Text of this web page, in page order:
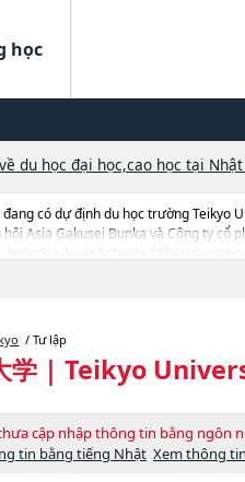
học
du học đại học,cao học tại Nhật
có dự định du học trường Teikyo
Asia Gakusei Bunka và Công ty
hoặcGraduate School of
/ Tư lập
学 | Teikyo
cập nhập thông tin bằng ngôn
tin bằng tiếng Nhật Xem thông